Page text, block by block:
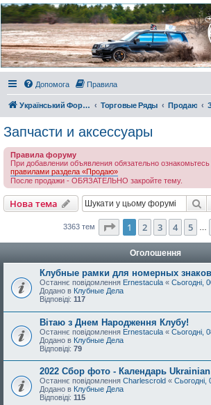
Украинский Форестер
Клуб
Всеукраинский клуб владельцев Subaru Forester.
еженедельные встречи, скидки от партнеров и просто
Присоединяйтесь. Think. Feel. Drive.
Допомога
Правила
Український Форестер Клуб Торговые Ряды Продаю
Запчасти и аксессуары
Правила форуму
При добавлении объявления обязательно ознакомьтесь
правилами раздела «Продаю»
После продажи - ОБЯЗАТЕЛЬНО закройте тему.
Нова тема
3363 тем Сторінка1 135
1 2 3 4 5
Оголошення
Клубные рамки для номерных знаков
Останнє повідомлення Ernestacula « Сьогодні,
Додано в Клубные Дела
Відповіді: 117
Вітаю з Днем Народження Клубу!
Останнє повідомлення Ernestacula « Сьогодні,
Додано в Клубные Дела
Відповіді: 79
2022 Сбор фото - Календарь
Останнє повідомлення Charlescrold « Сьогодні,
Додано в Клубные Дела
Відповіді: 115